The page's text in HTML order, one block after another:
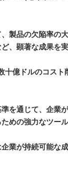
製品の欠陥率の
、顕著な成果を実
十億ドルのコスト
を通じて、企業
めの強力なツール
業が持続可能な